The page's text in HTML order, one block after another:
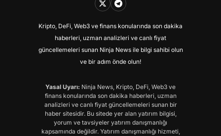
Kripto, DeFi, Web3 ve finans konularında son dakika
haberleri, uzman analizleri ve canlı fiyat
güncellemeleri sunan Ninja News ile bilgi sahibi olun
ve bir adım önde olun!
Yasal Uyarı: Ninja News, Kripto, DeFi, Web3 ve
finans konularında son dakika haberleri, uzman
analizleri ve canlı fiyat güncellemeleri sunan bir
haber sitesidir. Bu sitede yer alan yatırım bilgisi,
yorum ve tavsiyeler yatırım danışmanlığı
kapsamında değildir. Yatırım danışmanlığı hizmeti,